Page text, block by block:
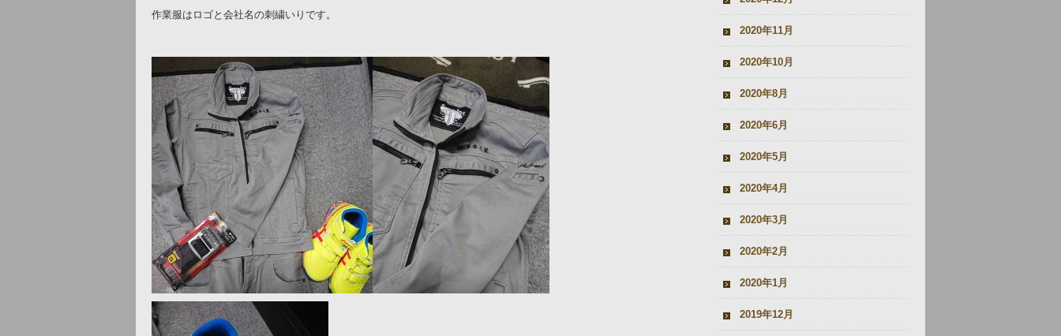
作業服はロゴと会社名の刺繍いりです。
2020年11月
2020年10月
2020年8月
2020年6月
2020年5月
2020年4月
2020年3月
2020年2月
2020年1月
2019年12月